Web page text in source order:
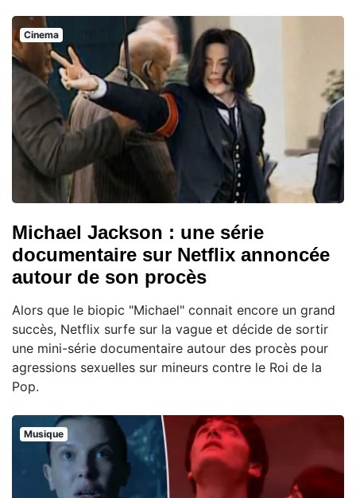
Cinema
Michael Jackson : une série
documentaire sur Netflix annoncée
autour de son procès
Alors que le biopic "Michael" connait encore un grand
succès, Netflix surfe sur la vague et décide de sortir
une mini-série documentaire autour des procès pour
agressions sexuelles sur mineurs contre le Roi de la
Pop.
Musique